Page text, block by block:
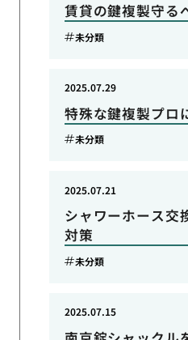
賃貸の鍵複製守る
未分類
特殊な鍵複製プロ
2025.07.29
未分類
シャワーホース交
対策
2025.07.21
未分類
2025.07.15